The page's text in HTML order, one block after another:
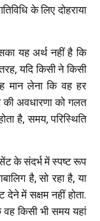
के लिए दोहराया
यह अर्थ नहीं है कि
यदि किसी ने किसी
मान लेना कि वह हर
की अवधारणा को गलत
है, समय, परिस्थिति
के संदर्भ में स्पष्ट रूप
है, सो रहा है, या
में सक्षम नहीं होता.
वह किसी भी समय यहां